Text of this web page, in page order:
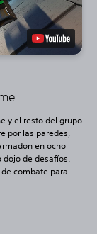
y el resto del grupo
por las paredes,
en ocho
dojo de desafíos.
combate para